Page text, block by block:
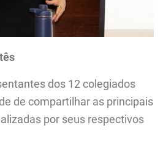
dos 12 colegiados
de compartilhar as principais
por seus respectivos